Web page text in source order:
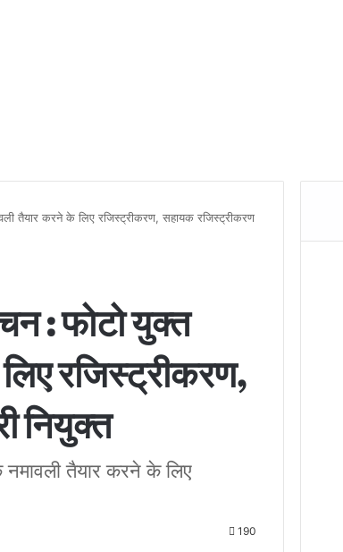
तैयार करने के लिए रजिस्ट्रीकरण, सहायक रजिस्ट्रीकरण
: फोटो युक्त
रजिस्ट्रीकरण,
नियुक्त
नमावली तैयार करने के लिए
190